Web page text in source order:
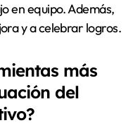
en equipo. Además,
y a celebrar logros.
más
del